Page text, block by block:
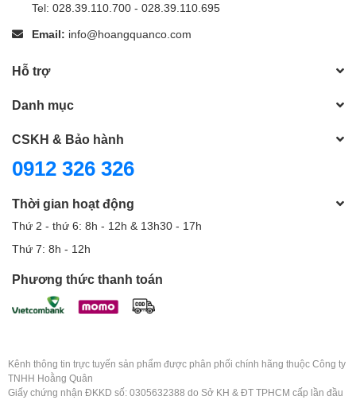
Tel: 028.39.110.700 - 028.39.110.695
Email: info@hoangquanco.com
Hỗ trợ
Danh mục
CSKH & Bảo hành
0912 326 326
Thời gian hoạt động
Thứ 2 - thứ 6: 8h - 12h & 13h30 - 17h
Thứ 7: 8h - 12h
Phương thức thanh toán
Kênh thông tin trực tuyến sản phẩm được phân phối chính hãng thuộc Công ty
TNHH Hoằng Quân
Giấy chứng nhận ĐKKD số: 0305632388 do Sở KH & ĐT TPHCM cấp lần đầu